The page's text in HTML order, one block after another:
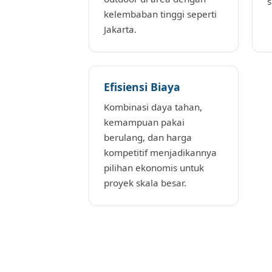
kelembaban tinggi seperti
Jakarta.
Efisiensi Biaya
Kombinasi daya tahan,
kemampuan pakai
berulang, dan harga
kompetitif menjadikannya
pilihan ekonomis untuk
proyek skala besar.